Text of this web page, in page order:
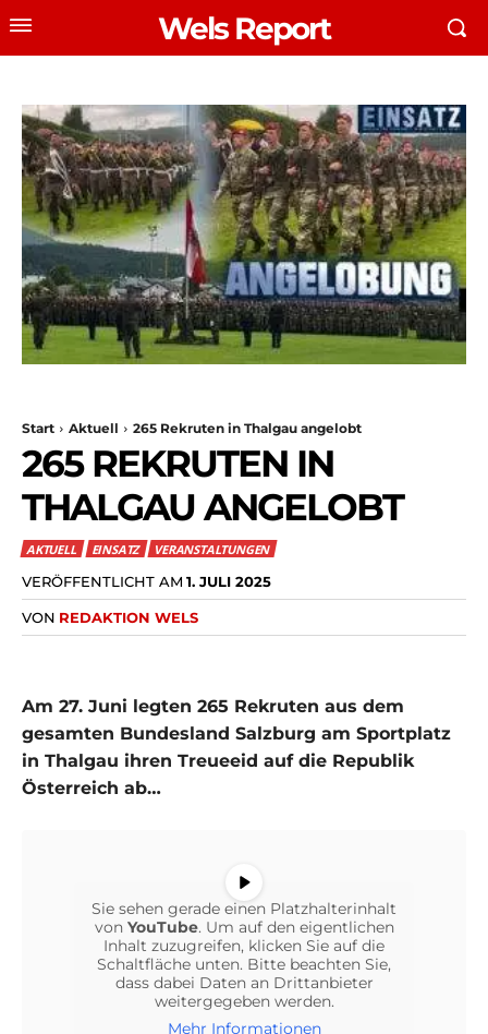
Wels Report
Start Aktuell 265 Rekruten in Thalgau angelobt
265 REKRUTEN IN
THALGAU ANGELOBT
AKTUELL EINSATZ VERANSTALTUNGEN
VERÖFFENTLICHT AM 1. JULI 2025
VON REDAKTION WELS
Am 27. Juni legten 265 Rekruten aus dem
gesamten Bundesland Salzburg am Sportplatz
in Thalgau ihren Treueeid auf die Republik
Österreich ab…
Sie sehen gerade einen Platzhalterinhalt
von YouTube. Um auf den eigentlichen
Inhalt zuzugreifen, klicken Sie auf die
Schaltfläche unten. Bitte beachten Sie,
dass dabei Daten an Drittanbieter
weitergegeben werden.
Mehr Informationen